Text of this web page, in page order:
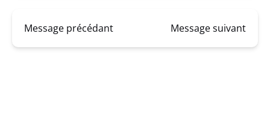
Message précédant Message suivant